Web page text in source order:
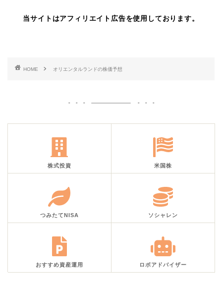
当サイトはアフィリエイト広告を使用しております。
HOME オリエンタルランドの株価予想
株式投資 米国株
つみたてNISA ソシャレン
おすすめ資産運用 ロボアドバイザー